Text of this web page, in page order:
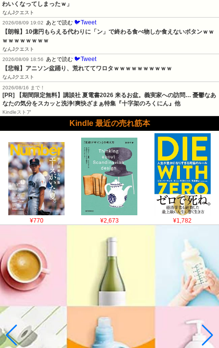
わいくなってしまったｗ」
なんJクエスト
2026/08/09 19:02
あとで読む 🐦Tweet
【朗報】10億円もらえる代わりに「ン」で終わる食べ物しか食えないボタンｗｗ
ｗｗｗｗｗｗｗｗ
なんJクエスト
2026/08/09 18:56
あとで読む 🐦Tweet
【悲報】アニソン盆踊り、荒れててワロタｗｗｗｗｗｗｗｗｗｗ
なんJクエスト
2026/08/16 まで！
[PR] 【期間限定無料】講談社 夏電書2026 来るお盆。義実家への訪問… 憂鬱なあ
なたの気分をスカッと洗浄!爽快ざまぁ特集『十字架のろくにん』他
Kindleストア
Kindle 最近の売れ筋本
¥770 ¥2,673 ¥1,782